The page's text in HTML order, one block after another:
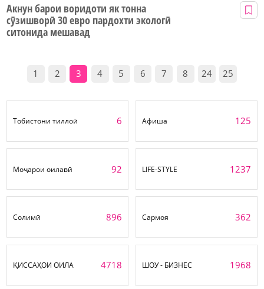
Акнун барои воридоти як тонна
сӯзишворӣ 30 евро пардохти экологӣ
ситонида мешавад
1 2 3 4 5 6 7 8 24 25
Тобистони тиллоӣ 6 Афиша 125
Моҷарои оилавӣ 92 LIFE-STYLE 1237
Солимӣ 896 Сармоя 362
ҚИССАҲОИ ОИЛА 4718 ШОУ - БИЗНЕС 1968